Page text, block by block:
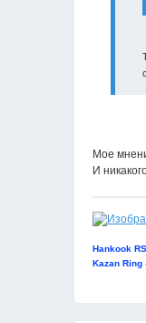
Мое
И
Hankook
Kazan Ring